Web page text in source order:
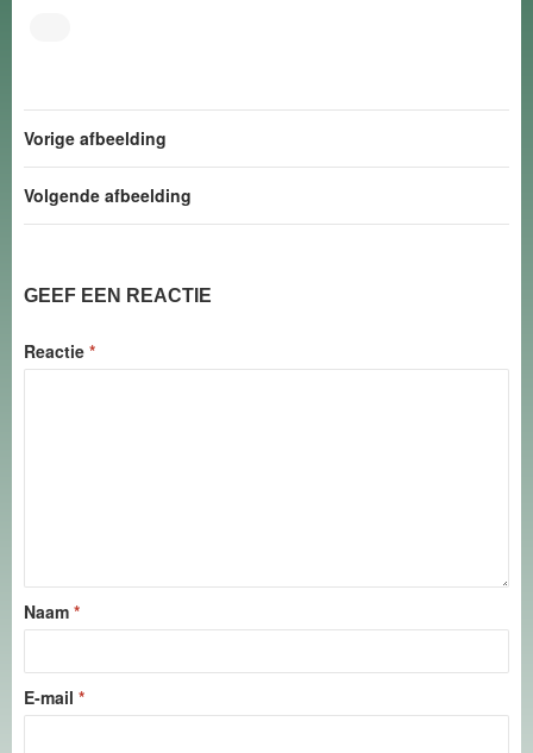
Vorige afbeelding
Volgende afbeelding
GEEF EEN REACTIE
Reactie *
Naam *
E-mail *